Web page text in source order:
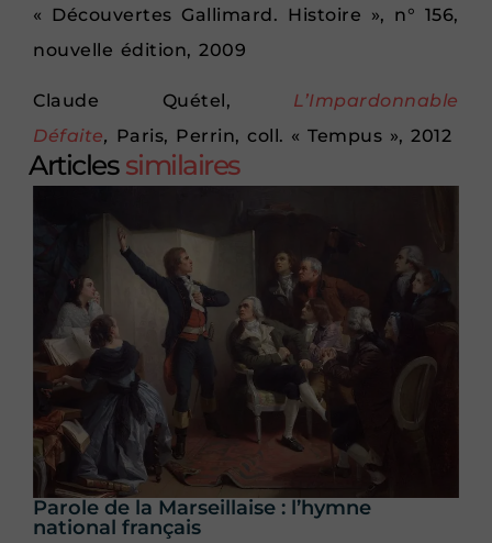
« Découvertes Gallimard. Histoire », n° 156,
nouvelle édition, 2009
Claude Quétel, L’Impardonnable
Défaite, Paris, Perrin, coll. « Tempus », 2012
Articles similaires
Parole de la Marseillaise : l’hymne
national français